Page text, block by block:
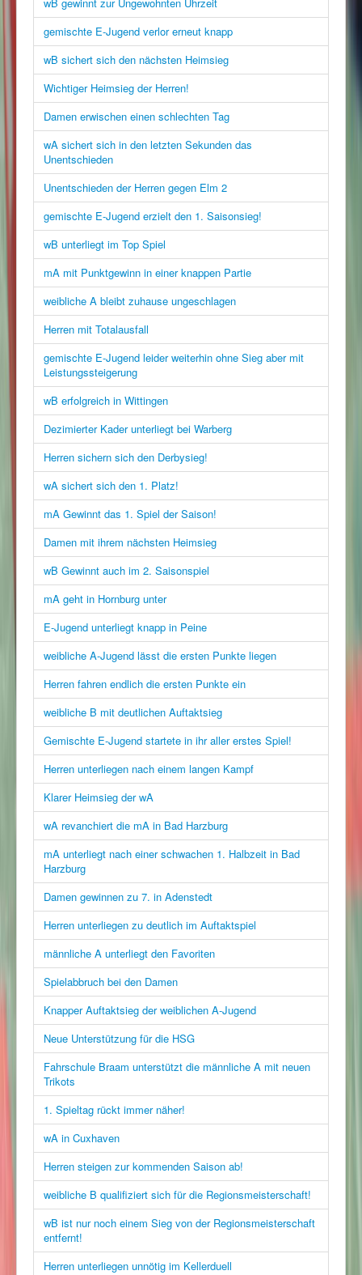
wB gewinnt zur Ungewohnten Uhrzeit
gemischte E-Jugend verlor erneut knapp
wB sichert sich den nächsten Heimsieg
Wichtiger Heimsieg der Herren!
Damen erwischen einen schlechten Tag
wA sichert sich in den letzten Sekunden das
Unentschieden
Unentschieden der Herren gegen Elm 2
gemischte E-Jugend erzielt den 1. Saisonsieg!
wB unterliegt im Top Spiel
mA mit Punktgewinn in einer knappen Partie
weibliche A bleibt zuhause ungeschlagen
Herren mit Totalausfall
gemischte E-Jugend leider weiterhin ohne Sieg aber mit
Leistungssteigerung
wB erfolgreich in Wittingen
Dezimierter Kader unterliegt bei Warberg
Herren sichern sich den Derbysieg!
wA sichert sich den 1. Platz!
mA Gewinnt das 1. Spiel der Saison!
Damen mit ihrem nächsten Heimsieg
wB Gewinnt auch im 2. Saisonspiel
mA geht in Hornburg unter
E-Jugend unterliegt knapp in Peine
weibliche A-Jugend lässt die ersten Punkte liegen
Herren fahren endlich die ersten Punkte ein
weibliche B mit deutlichen Auftaktsieg
Gemischte E-Jugend startete in ihr aller erstes Spiel!
Herren unterliegen nach einem langen Kampf
Klarer Heimsieg der wA
wA revanchiert die mA in Bad Harzburg
mA unterliegt nach einer schwachen 1. Halbzeit in Bad
Harzburg
Damen gewinnen zu 7. in Adenstedt
Herren unterliegen zu deutlich im Auftaktspiel
männliche A unterliegt den Favoriten
Spielabbruch bei den Damen
Knapper Auftaktsieg der weiblichen A-Jugend
Neue Unterstützung für die HSG
Fahrschule Braam unterstützt die männliche A mit neuen
Trikots
1. Spieltag rückt immer näher!
wA in Cuxhaven
Herren steigen zur kommenden Saison ab!
weibliche B qualifiziert sich für die Regionsmeisterschaft!
wB ist nur noch einem Sieg von der Regionsmeisterschaft
entfernt!
Herren unterliegen unnötig im Kellerduell